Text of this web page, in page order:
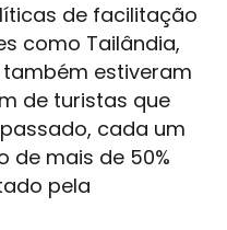
de facilitação
como Tailândia,
também estiveram
de turistas que
cada um
de mais de 50%
pela